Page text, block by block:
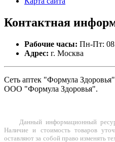
Контактная
Рабочие часы: Пн-Пт:
Адрес: г. Москва
Сеть аптек "Формула
ООО "Формула Здоровья".
Данный информационный
Наличие и стоимость товаров
оставляют за собой право изменять